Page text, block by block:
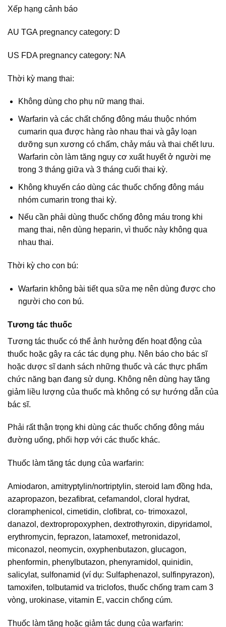
Xếp hạng cảnh báo
AU TGA pregnancy category: D
US FDA pregnancy category: NA
Thời kỳ mang thai:
Không dùng cho phụ nữ mang thai.
Warfarin và các chất chống đông máu thuộc nhóm
cumarin qua được hàng rào nhau thai và gây loạn
dưỡng sụn xương có chấm, chảy máu và thai chết lưu.
Warfarin còn làm tăng nguy cơ xuất huyết ở người mẹ
trong 3 tháng giữa và 3 tháng cuối thai kỳ.
Không khuyến cáo dùng các thuốc chống đông máu
nhóm cumarin trong thai kỳ.
Nếu cần phải dùng thuốc chống đông máu trong khi
mang thai, nên dùng heparin, vì thuốc này không qua
nhau thai.
Thời kỳ cho con bú:
Warfarin không bài tiết qua sữa mẹ nên dùng được cho
người cho con bú.
Tương tác thuốc
Tương tác thuốc có thể ảnh hưởng đến hoạt động của
thuốc hoặc gây ra các tác dụng phụ. Nên báo cho bác sĩ
hoặc dược sĩ danh sách những thuốc và các thực phẩm
chức năng bạn đang sử dụng. Không nên dùng hay tăng
giảm liều lượng của thuốc mà không có sự hướng dẫn của
bác sĩ.
Phải rất thận trọng khi dùng các thuốc chống đông máu
đường uống, phối hợp với các thuốc khác.
Thuốc làm tăng tác dụng của warfarin:
Amiodaron, amitryptylin/nortriptylin, steroid lam đồng hda,
azapropazon, bezafibrat, cefamandol, cloral hydrat,
cloramphenicol, cimetidin, clofibrat, co- trimoxazol,
danazol, dextropropoxyphen, dextrothyroxin, dipyridamol,
erythromycin, feprazon, latamoxef, metronidazol,
miconazol, neomycin, oxyphenbutazon, glucagon,
phenformin, phenylbutazon, phenyramidol, quinidin,
salicylat, sulfonamid (ví dụ: Sulfaphenazol, sulfinpyrazon),
tamoxifen, tolbutamid va triclofos, thuốc chống tram cam 3
vòng, urokinase, vitamin E, vaccin chống cúm.
Thuốc làm tăng hoặc giảm tác dung của warfarin: